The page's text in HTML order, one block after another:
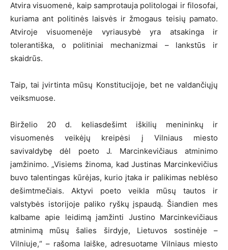
Atvira visuomenė, kaip samprotauja politologai ir filosofai,
kuriama ant politinės laisvės ir žmogaus teisių pamato.
Atviroje visuomenėje vyriausybė yra atsakinga ir
tolerantiška, o politiniai mechanizmai – lankstūs ir
skaidrūs.
Taip, tai įvirtinta mūsų Konstitucijoje, bet ne valdančiųjų
veiksmuose.
Birželio 20 d. keliasdešimt iškilių menininkų ir
visuomenės veikėjų kreipėsi į Vilniaus miesto
savivaldybę dėl poeto J. Marcinkevičiaus atminimo
įamžinimo. „Visiems žinoma, kad Justinas Marcinkevičius
buvo talentingas kūrėjas, kurio įtaka ir palikimas neblėso
dešimtmečiais. Aktyvi poeto veikla mūsų tautos ir
valstybės istorijoje paliko ryškų įspaudą. Šiandien mes
kalbame apie leidimą įamžinti Justino Marcinkevičiaus
atminimą mūsų šalies širdyje, Lietuvos sostinėje –
Vilniuje,“ – rašoma laiške, adresuotame Vilniaus miesto